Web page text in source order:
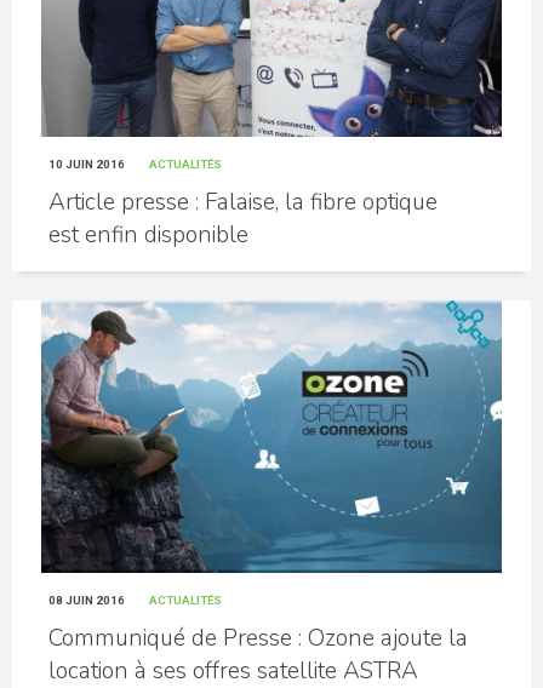
10 JUIN 2016 ACTUALITÉS
Article presse : Falaise, la fibre optique
est enfin disponible
08 JUIN 2016 ACTUALITÉS
Communiqué de Presse : Ozone ajoute la
location à ses offres satellite ASTRA